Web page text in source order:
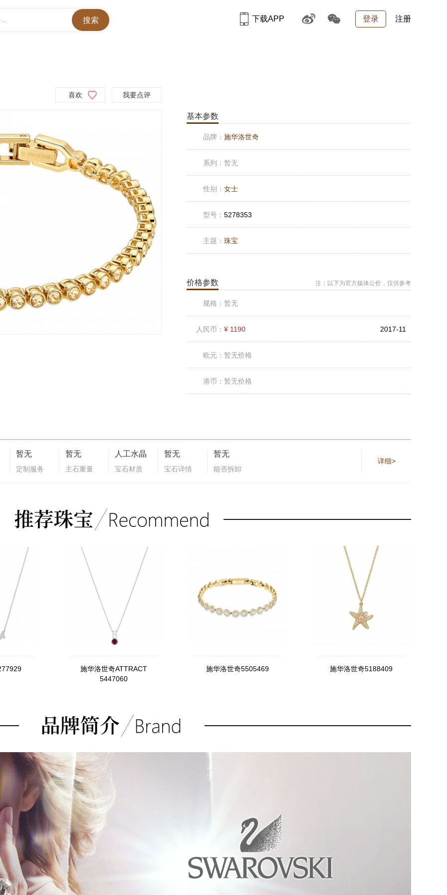
登录 注册
下载APP
喜欢 我要点评
基本参数
品牌： 施华洛世奇
系列： 暂无
性别： 女士
型号： 5278353
主题： 珠宝
价格参数 注：以下为官方媒体公价，仅供参考
规格： 暂无
人民币： ¥ 1190 2017-11
欧元： 暂无价格
港币： 暂无价格
暂无
定制服务
暂无
主石重量
人工水晶
宝石材质
暂无
宝石详情
暂无
能否拆卸
详细>
施华洛世奇ATTRACT
5447060
施华洛世奇5505469 施华洛世奇5188409